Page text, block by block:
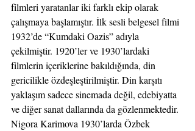
filmleri yaratanlar iki farklı ekip olarak
çalışmaya başlamıştır. İlk sesli belgesel filmi
1932’de “Kumdaki Oazis” adıyla
çekilmiştir. 1920’ler ve 1930’lardaki
filmlerin içeriklerine bakıldığında, din
gericilikle özdeşleştirilmiştir. Din karşıtı
yaklaşım sadece sinemada değil, edebiyatta
ve diğer sanat dallarında da gözlenmektedir.
Nigora Karimova 1930’larda Özbek